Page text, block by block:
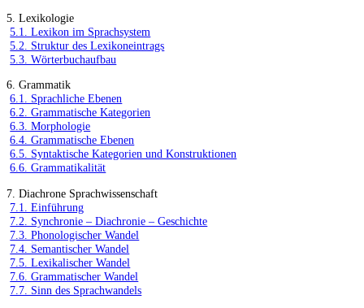
5. Lexikologie
5.1. Lexikon im Sprachsystem
5.2. Struktur des Lexikoneintrags
5.3. Wörterbuchaufbau
6. Grammatik
6.1. Sprachliche Ebenen
6.2. Grammatische Kategorien
6.3. Morphologie
6.4. Grammatische Ebenen
6.5. Syntaktische Kategorien und Konstruktionen
6.6. Grammatikalität
7. Diachrone Sprachwissenschaft
7.1. Einführung
7.2. Synchronie – Diachronie – Geschichte
7.3. Phonologischer Wandel
7.4. Semantischer Wandel
7.5. Lexikalischer Wandel
7.6. Grammatischer Wandel
7.7. Sinn des Sprachwandels